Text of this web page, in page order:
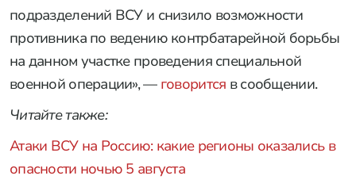
подразделений ВСУ и снизило возможности
противника по ведению контрбатарейной борьбы
на данном участке проведения специальной
военной операции», — говорится в сообщении.
Читайте также:
Атаки ВСУ на Россию: какие регионы оказались в
опасности ночью 5 августа